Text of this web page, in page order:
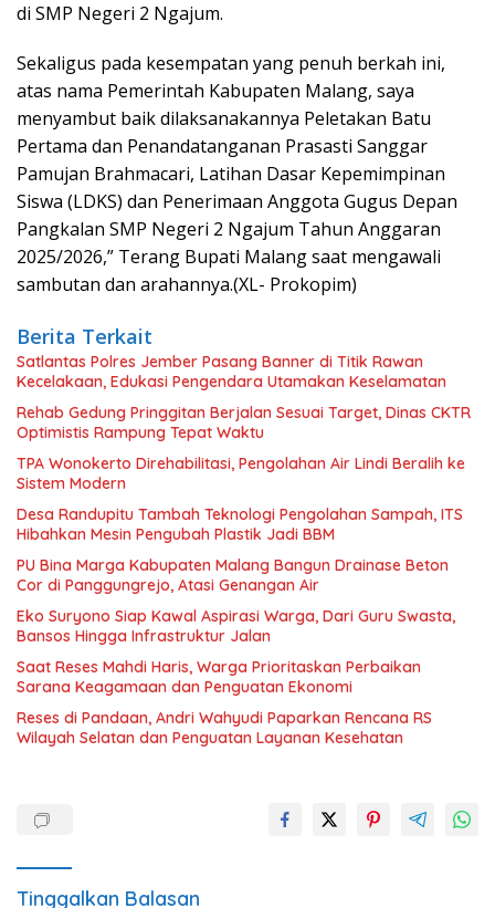
di SMP Negeri 2 Ngajum.
Sekaligus pada kesempatan yang penuh berkah ini,
atas nama Pemerintah Kabupaten Malang, saya
menyambut baik dilaksanakannya Peletakan Batu
Pertama dan Penandatanganan Prasasti Sanggar
Pamujan Brahmacari, Latihan Dasar Kepemimpinan
Siswa (LDKS) dan Penerimaan Anggota Gugus Depan
Pangkalan SMP Negeri 2 Ngajum Tahun Anggaran
2025/2026,” Terang Bupati Malang saat mengawali
sambutan dan arahannya.(XL- Prokopim)
Berita Terkait
Satlantas Polres Jember Pasang Banner di Titik Rawan
Kecelakaan, Edukasi Pengendara Utamakan Keselamatan
Rehab Gedung Pringgitan Berjalan Sesuai Target, Dinas CKTR
Optimistis Rampung Tepat Waktu
TPA Wonokerto Direhabilitasi, Pengolahan Air Lindi Beralih ke
Sistem Modern
Desa Randupitu Tambah Teknologi Pengolahan Sampah, ITS
Hibahkan Mesin Pengubah Plastik Jadi BBM
PU Bina Marga Kabupaten Malang Bangun Drainase Beton
Cor di Panggungrejo, Atasi Genangan Air
Eko Suryono Siap Kawal Aspirasi Warga, Dari Guru Swasta,
Bansos Hingga Infrastruktur Jalan
Saat Reses Mahdi Haris, Warga Prioritaskan Perbaikan
Sarana Keagamaan dan Penguatan Ekonomi
Reses di Pandaan, Andri Wahyudi Paparkan Rencana RS
Wilayah Selatan dan Penguatan Layanan Kesehatan
Tinggalkan Balasan